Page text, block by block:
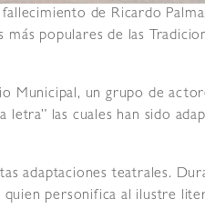
de Ricardo
populares de las
Municipal, un grupo de
las cuales han sido
adaptaciones teatrales.
quien personifica al ilustre